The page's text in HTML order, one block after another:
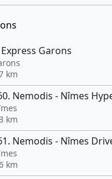
Garons
km
Nemodis - Nîmes
km
Nemodis - Nîmes
km